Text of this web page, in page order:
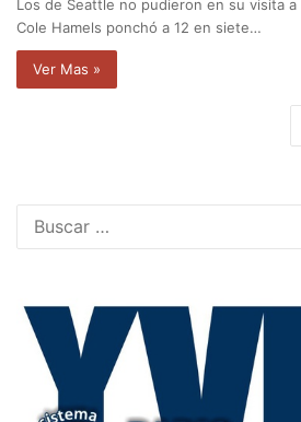
Los de Seattle no pudieron en su visita a
Cole Hamels ponchó a 12 en siete…
Ver Mas »